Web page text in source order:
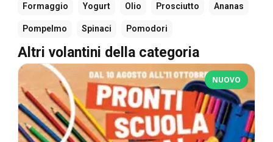
Formaggio Yogurt Olio Prosciutto Ananas
Pompelmo Spinaci Pomodori
Altri volantini della categoria
NUOVO